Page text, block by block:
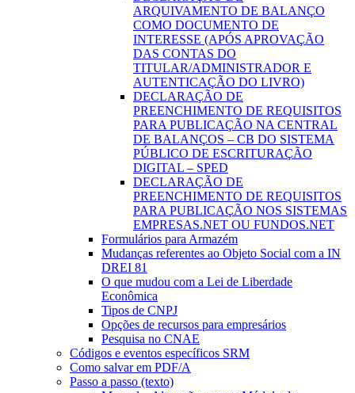
ARQUIVAMENTO DE BALANÇO
COMO DOCUMENTO DE
INTERESSE (APÓS APROVAÇÃO
DAS CONTAS DO
TITULAR/ADMINISTRADOR E
AUTENTICAÇÃO DO LIVRO)
DECLARAÇÃO DE
PREENCHIMENTO DE REQUISITOS
PARA PUBLICAÇÃO NA CENTRAL
DE BALANÇOS – CB DO SISTEMA
PÚBLICO DE ESCRITURAÇÃO
DIGITAL – SPED
DECLARAÇÃO DE
PREENCHIMENTO DE REQUISITOS
PARA PUBLICAÇÃO NOS SISTEMAS
EMPRESAS.NET OU FUNDOS.NET
Formulários para Armazém
Mudanças referentes ao Objeto Social com a IN
DREI 81
O que mudou com a Lei de Liberdade
Econômica
Tipos de CNPJ
Opções de recursos para empresários
Pesquisa no CNAE
Códigos e eventos específicos SRM
Como salvar em PDF/A
Passo a passo (texto)